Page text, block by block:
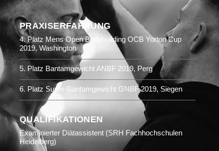
PRAXISERFAHRUNG
4. Platz Mens Open Bodybuilding OCB Yorton Cup
2019, Washington
5. Platz Bantamgewicht ANBF 2019, Perg
6. Platz Super-Bantamgewicht GNBF 2019, Siegen
QUALIFIKATIONEN
Examinierter Diätassistent (SRH Fachhochschulen
Heidelberg)